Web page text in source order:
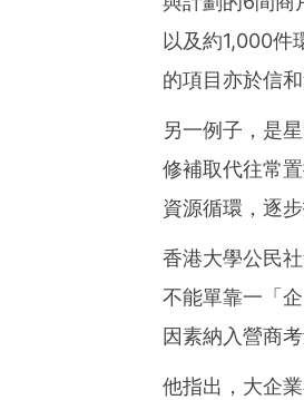
以及約1,000件
的項目亦於信
另一例子，是
修補取代往常
資源循環，逐
香港大學公民
不能單靠一「
因素納入營商考
他指出，大企